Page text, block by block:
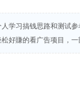
学习搞钱思路和测试
好賺的看广告项目，